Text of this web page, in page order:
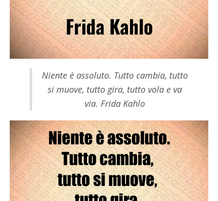
Niente è assoluto. Tutto cambia, tutto
si muove, tutto gira, tutto vola e va
via. Frida Kahlo